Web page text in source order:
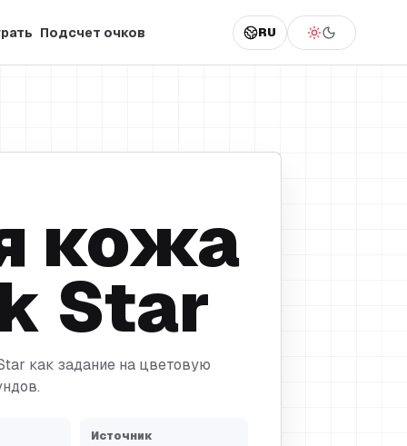
Подсчет очков RU
кожа
Star
как задание на цветовую
Источник